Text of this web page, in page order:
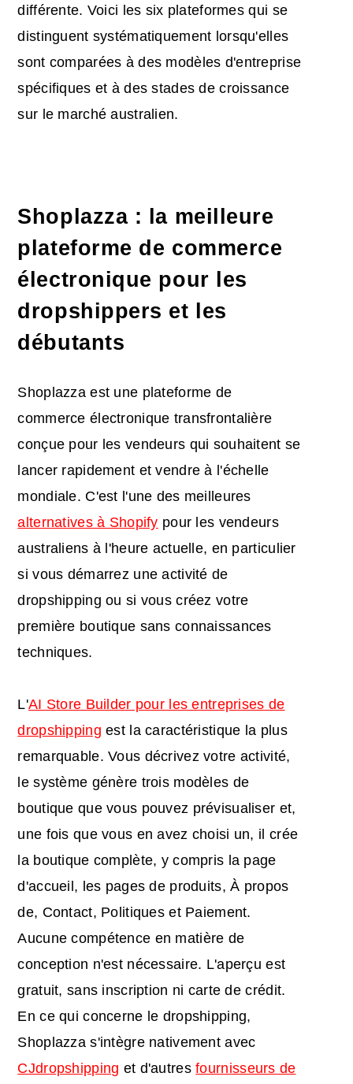
différente. Voici les six plateformes qui se
distinguent systématiquement lorsqu'elles
sont comparées à des modèles d'entreprise
spécifiques et à des stades de croissance
sur le marché australien.
Shoplazza : la meilleure
plateforme de commerce
électronique pour les
dropshippers et les
débutants
Shoplazza est une plateforme de
commerce électronique transfrontalière
conçue pour les vendeurs qui souhaitent se
lancer rapidement et vendre à l'échelle
mondiale. C'est l'une des meilleures
alternatives à Shopify pour les vendeurs
australiens à l'heure actuelle, en particulier
si vous démarrez une activité de
dropshipping ou si vous créez votre
première boutique sans connaissances
techniques.
L'AI Store Builder pour les entreprises de
dropshipping est la caractéristique la plus
remarquable. Vous décrivez votre activité,
le système génère trois modèles de
boutique que vous pouvez prévisualiser et,
une fois que vous en avez choisi un, il crée
la boutique complète, y compris la page
d'accueil, les pages de produits, À propos
de, Contact, Politiques et Paiement.
Aucune compétence en matière de
conception n'est nécessaire. L'aperçu est
gratuit, sans inscription ni carte de crédit.
En ce qui concerne le dropshipping,
Shoplazza s'intègre nativement avec
CJdropshipping et d'autresfournisseurs de